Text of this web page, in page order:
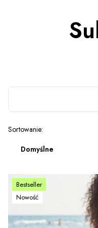
Lista
Sortowanie:
Domyślne
Bestseller
Nowość